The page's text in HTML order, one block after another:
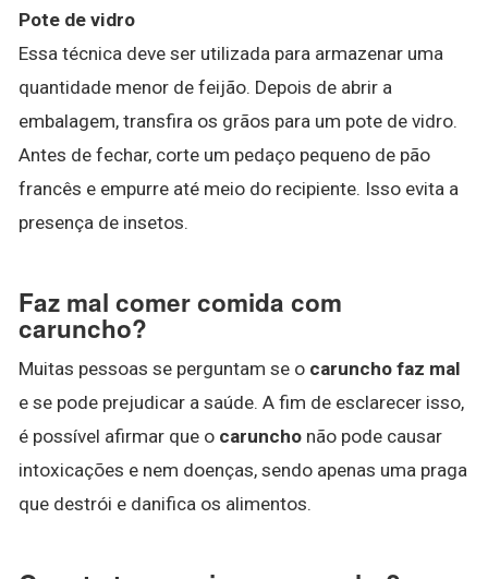
Pote de vidro
Essa técnica deve ser utilizada para armazenar uma
quantidade menor de feijão. Depois de abrir a
embalagem, transfira os grãos para um pote de vidro.
Antes de fechar, corte um pedaço pequeno de pão
francês e empurre até meio do recipiente. Isso evita a
presença de insetos.
Faz mal comer comida com
caruncho?
Muitas pessoas se perguntam se o caruncho faz mal
e se pode prejudicar a saúde. A fim de esclarecer isso,
é possível afirmar que o caruncho não pode causar
intoxicações e nem doenças, sendo apenas uma praga
que destrói e danifica os alimentos.